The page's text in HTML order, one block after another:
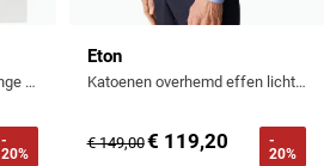
Wit overhemd classic fit lange mouw strijkvrij
-
20%
Eton
Katoenen overhemd effen lichtblauw slim fit
€ 149,00€ 119,20
-
20%